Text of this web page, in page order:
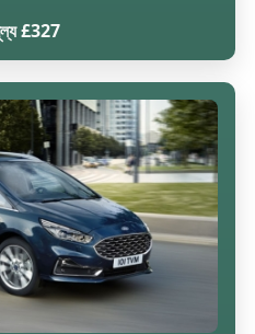
মূল্য £327